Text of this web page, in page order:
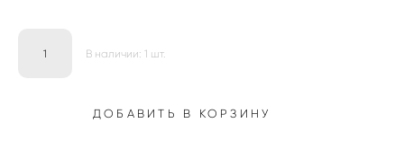
В наличии: 1 шт.
ДОБАВИТЬ В КОРЗИНУ